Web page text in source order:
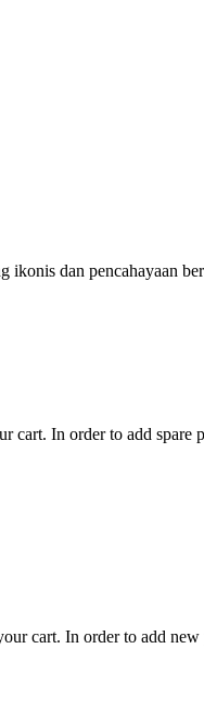
ikonis dan pencahayaan
cart. In order to add spare
cart. In order to add